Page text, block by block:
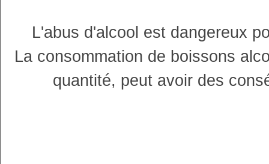
L'abus d'alcool est dangereux
La consommation de boissons
quantité, peut avoir des